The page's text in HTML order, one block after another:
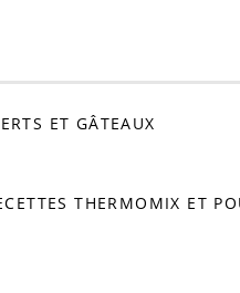
ET GÂTEAUX
THERMOMIX ET